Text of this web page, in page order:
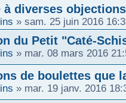
à diverses
» sam. 25 juin 2016
du Petit "Caté-
» mar. 08 mars 2016
de boulettes que
» mar. 19 janv. 2016